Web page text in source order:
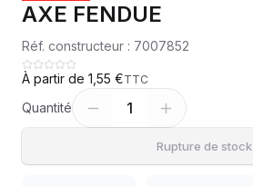
AXE FENDUE
Réf. constructeur : 7007852
À partir de 1,55 €TTC
Quantité 1
Rupture de stock